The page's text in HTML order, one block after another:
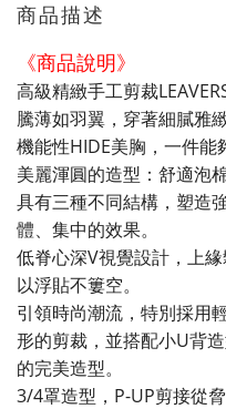
商品描述
《商品說明》
高級精緻手工剪裁
騰薄如羽翼，穿著細膩雅
機能性HIDE美胸，一件能
美麗渾圓的造型：舒適泡
具有三種不同結構，塑造
體、集中的效果。
低脊心深V視覺設計，上
以浮貼不簍空。
引領時尚潮流，特別採用
形的剪裁，並搭配小U背
的完美造型。
3/4罩造型，P-UP剪接從